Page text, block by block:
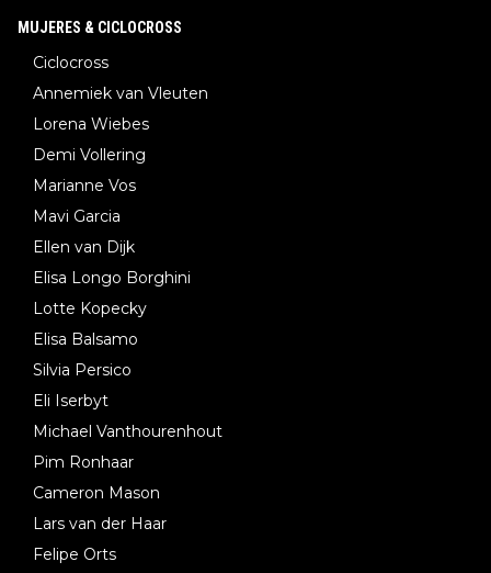
MUJERES & CICLOCROSS
Ciclocross
Annemiek van Vleuten
Lorena Wiebes
Demi Vollering
Marianne Vos
Mavi Garcia
Ellen van Dijk
Elisa Longo Borghini
Lotte Kopecky
Elisa Balsamo
Silvia Persico
Eli Iserbyt
Michael Vanthourenhout
Pim Ronhaar
Cameron Mason
Lars van der Haar
Felipe Orts